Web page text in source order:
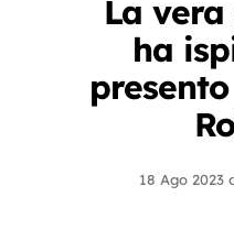
La
ha
18 Ago 2023